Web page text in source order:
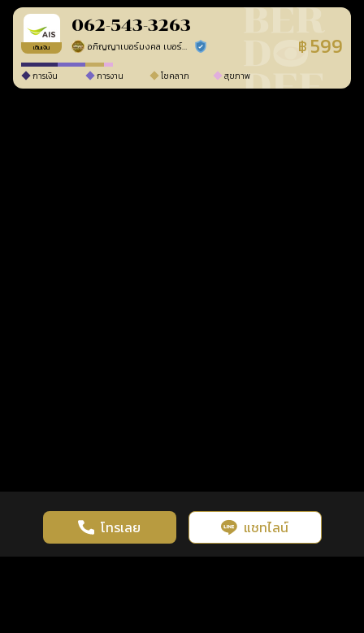
เติมเงิน
062-543-3263
อภิญญาเบอร์มงคล เบอร์สวยเลขศาสตร์ ร้านยืนยันแล้ว ฿ 599
การเงิน การงาน โชคลาภ สุขภาพ
โทรเลย แชทไลน์
เว็บไซต์นี้มีการใช้งานคุกกี้ เพื่อเพิ่มประสิทธิภาพและประสบการณ์ที่ดี
ในการใช้งานเว็บไซต์ นโยบายความเป็นส่วนตัว
รู้ก่อน พร้อมกว่า ทุกจังหวะชีวิต คลิกดูดวงฟรี